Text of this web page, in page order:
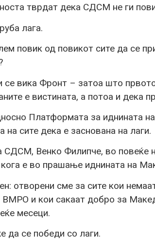
тврдат дека СДСМ не ги
лага.
повик од повикот сите да се
се вика Фронт – затоа што
е вистината, а потоа и дека
Платформата за иднината
на сите дека е заснована на лаги.
СДСМ, Венко Филипче, во повеќе
е во прашање иднината на
отворени сме за сите кои
и кои сакаат добро за
месеци.
да се победи со лаги.